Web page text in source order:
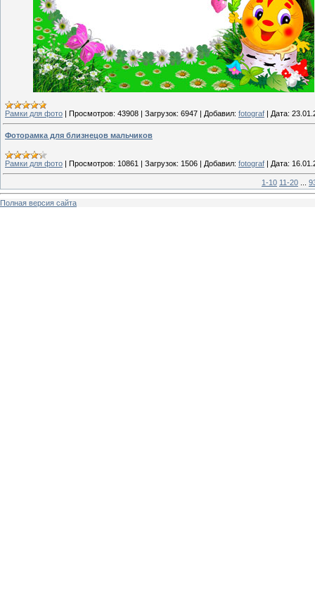
Рамки для фото | Просмотров: 43908 | Загрузок: 6947 | Добавил: fotograf | Дата:
Фоторамка для близнецов мальчиков
Рамки для фото | Просмотров: 10861 | Загрузок: 1506 | Добавил: fotograf | Дата:
1-10 11-20
Полная версия сайта